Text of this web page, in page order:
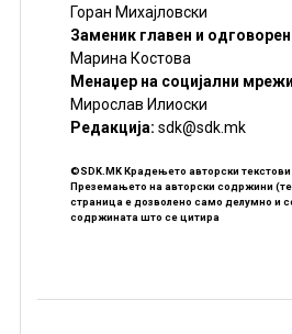
Горан Михајловски
Заменик главен и
Марина Костова
Менаџер на социјални
Мирослав Илиоски
Редакцијa: sdk@sdk.mk
©SDK.MK Крадењето авторски текстови
Преземањето на авторски содржини
страница е дозволено само делумно и
содржината што се цитира